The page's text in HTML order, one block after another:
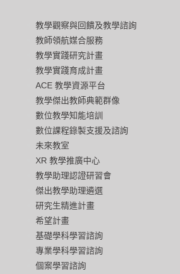
教學觀察與回饋及教學諮詢
教師領航媒合服務
教學實踐研究計畫
教學實踐育成計畫
ACE 教學資源平台
教學傑出教師典範群像
數位教學知能培訓
數位課程錄製支援及諮詢
未來教室
XR 教學推廣中心
教學助理認證研習會
傑出教學助理遴選
研究生精進計畫
希望計畫
基礎學科學習諮詢
專業學科學習諮詢
個案學習諮詢